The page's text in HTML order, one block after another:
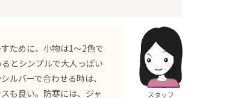
ために、小物は1〜2色で
とシンプルで大人っぽい
ルバーで合わせる時は、
も良い。防寒には、ジャ
スタッフ